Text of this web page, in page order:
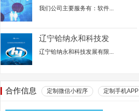
字科技有限公司丹东
我们公司主要服务有：软件...
辽宁铪纳永和科技发
辽宁铪纳永和科技发展有限...
合作信息 定制微信小程序 定制手机APP